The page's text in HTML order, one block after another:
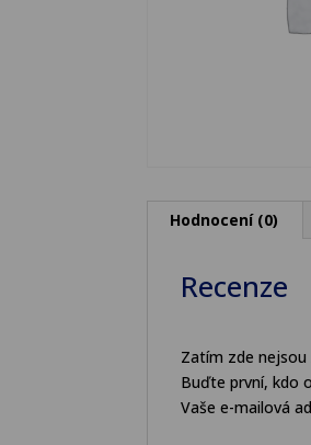
Hodnocení (0)
Recenze
Zatím zde nejsou
Buďte první, kdo
Vaše e-mailová